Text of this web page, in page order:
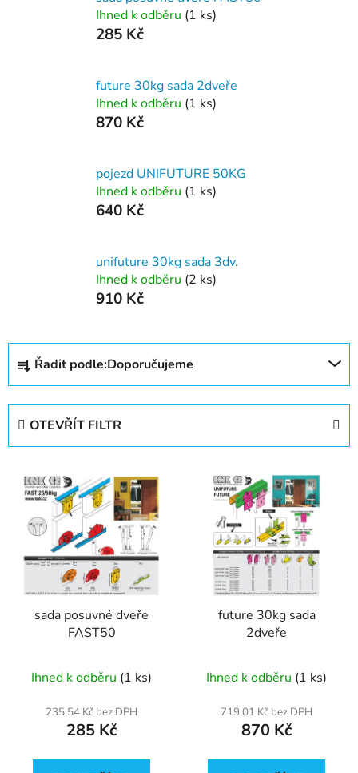
Ihned k odběru (1 ks)
285 Kč
future 30kg sada 2dveře
Ihned k odběru (1 ks)
870 Kč
pojezd UNIFUTURE 50KG
Ihned k odběru (1 ks)
640 Kč
unifuture 30kg sada 3dv.
Ihned k odběru (2 ks)
910 Kč
Ř
z
Řadit podle:Doporučujeme
OTEVŘÍT FILTR
sada posuvné dveře
FAST50
Ihned k odběru (1 ks)
235,54 Kč bez DPH
285 Kč
future 30kg sada
2dveře
Ihned k odběru (1 ks)
719,01 Kč bez DPH
870 Kč